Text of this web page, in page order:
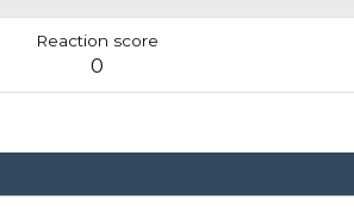
Reaction score
0